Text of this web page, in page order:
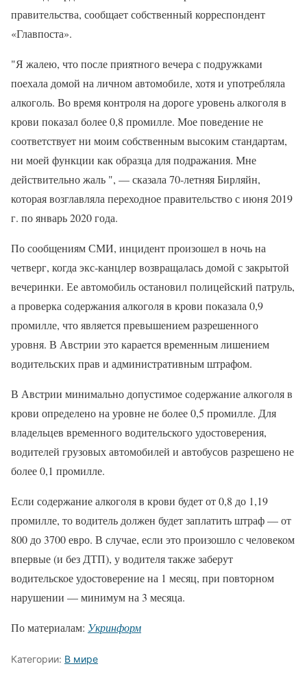
правительства, сообщает собственный корреспондент
«Главпоста».
"Я жалею, что после приятного вечера с подружками
поехала домой на личном автомобиле, хотя и употребляла
алкоголь. Во время контроля на дороге уровень алкоголя в
крови показал более 0,8 промилле. Мое поведение не
соответствует ни моим собственным высоким стандартам,
ни моей функции как образца для подражания. Мне
действительно жаль ", — сказала 70-летняя Бирляйн,
которая возглавляла переходное правительство с июня 2019
г. по январь 2020 года.
По сообщениям СМИ, инцидент произошел в ночь на
четверг, когда экс-канцлер возвращалась домой с закрытой
вечеринки. Ее автомобиль остановил полицейский патруль,
а проверка содержания алкоголя в крови показала 0,9
промилле, что является превышением разрешенного
уровня. В Австрии это карается временным лишением
водительских прав и административным штрафом.
В Австрии минимально допустимое содержание алкоголя в
крови определено на уровне не более 0,5 промилле. Для
владельцев временного водительского удостоверения,
водителей грузовых автомобилей и автобусов разрешено не
более 0,1 промилле.
Если содержание алкоголя в крови будет от 0,8 до 1,19
промилле, то водитель должен будет заплатить штраф — от
800 до 3700 евро. В случае, если это произошло с человеком
впервые (и без ДТП), у водителя также заберут
водительское удостоверение на 1 месяц, при повторном
нарушении — минимум на 3 месяца.
По материалам: Укринформ
Категории: В мире